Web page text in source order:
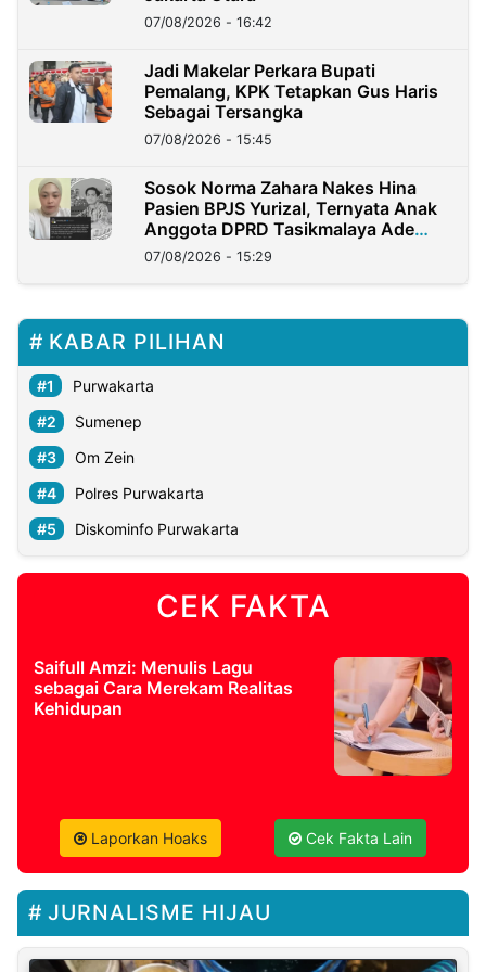
07/08/2026 - 16:42
Jadi Makelar Perkara Bupati
Pemalang, KPK Tetapkan Gus Haris
Sebagai Tersangka
07/08/2026 - 15:45
Sosok Norma Zahara Nakes Hina
Pasien BPJS Yurizal, Ternyata Anak
Anggota DPRD Tasikmalaya Ade
Lukman
07/08/2026 - 15:29
KABAR PILIHAN
Purwakarta
Sumenep
Om Zein
Polres Purwakarta
Diskominfo Purwakarta
CEK FAKTA
Saifull Amzi: Menulis Lagu
sebagai Cara Merekam Realitas
Kehidupan
Laporkan Hoaks Cek Fakta Lain
JURNALISME HIJAU